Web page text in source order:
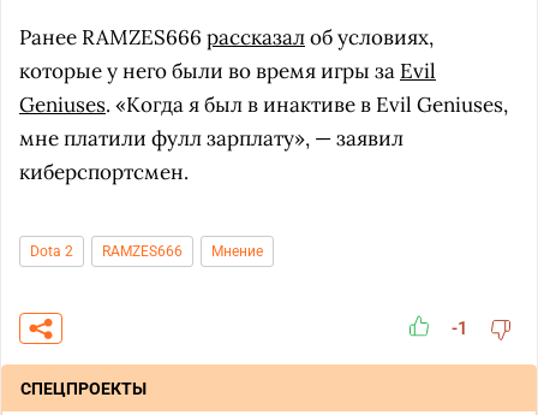
Ранее RAMZES666 рассказалоб условиях,
которые у него были во время игры за Evil
Geniuses. «Когда я был в инактиве в Evil Geniuses,
мне платили фулл зарплату», — заявил
киберспортсмен.
Dota 2 RAMZES666 Мнение
-1
СПЕЦПРОЕКТЫ